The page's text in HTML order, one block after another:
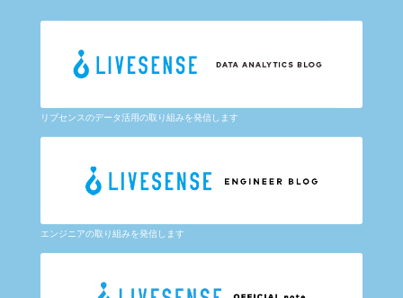
リブセンスのデータ活用の取り組みを発信します
エンジニアの取り組みを発信します